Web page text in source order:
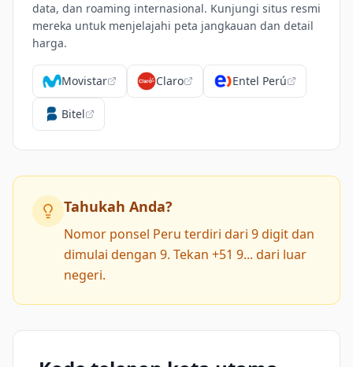
data, dan roaming internasional. Kunjungi situs resmi
mereka untuk menjelajahi peta jangkauan dan detail
harga.
Movistar Claro Entel Perú
Bitel
Tahukah Anda?
Nomor ponsel Peru terdiri dari 9 digit dan
dimulai dengan 9. Tekan +51 9... dari luar
negeri.